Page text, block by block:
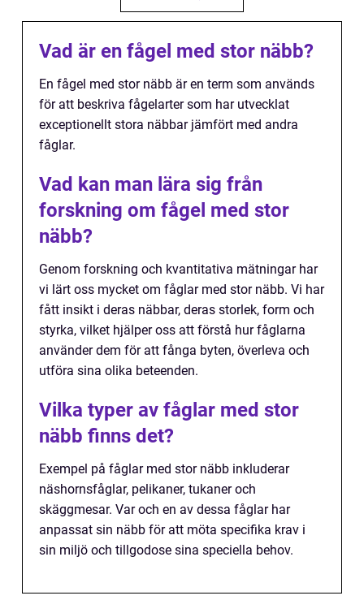
Vad är en fågel med stor näbb?
En fågel med stor näbb är en term som används
för att beskriva fågelarter som har utvecklat
exceptionellt stora näbbar jämfört med andra
fåglar.
Vad kan man lära sig från
forskning om fågel med stor
näbb?
Genom forskning och kvantitativa mätningar har
vi lärt oss mycket om fåglar med stor näbb. Vi har
fått insikt i deras näbbar, deras storlek, form och
styrka, vilket hjälper oss att förstå hur fåglarna
använder dem för att fånga byten, överleva och
utföra sina olika beteenden.
Vilka typer av fåglar med stor
näbb finns det?
Exempel på fåglar med stor näbb inkluderar
näshornsfåglar, pelikaner, tukaner och
skäggmesar. Var och en av dessa fåglar har
anpassat sin näbb för att möta specifika krav i
sin miljö och tillgodose sina speciella behov.